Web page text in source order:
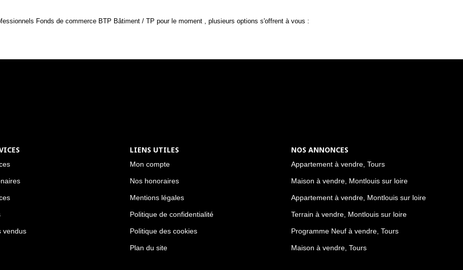
Fonds de commerce BTP Bâtiment / TP pour le moment , plusieurs options s'offrent à vous :
vendus
LIENS UTILES
Mon compte
Nos honoraires
Mentions légales
Politique de confidentialité
Politique des cookies
Plan du site
NOS ANNONCES
Appartement à vendre, Tours
Maison à vendre, Montlouis sur loire
Appartement à vendre, Montlouis sur loire
Terrain à vendre, Montlouis sur loire
Programme Neuf à vendre, Tours
Maison à vendre, Tours